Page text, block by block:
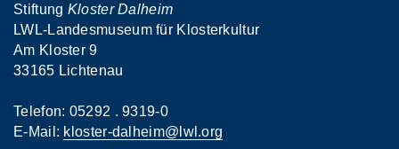
Stiftung Kloster Dalheim
LWL-Landesmuseum für Klosterkultur
Am Kloster 9
33165 Lichtenau
Telefon: 05292 . 9319-0
E-Mail: kloster-dalheim@lwl.org